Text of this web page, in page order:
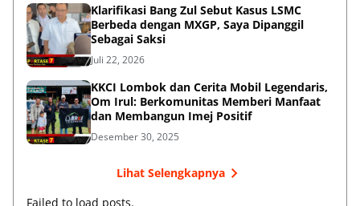
Klarifikasi Bang Zul Sebut Kasus LSMC
Berbeda dengan MXGP, Saya Dipanggil
Sebagai Saksi
Juli 22, 2026
KKCI Lombok dan Cerita Mobil Legendaris,
Om Irul: Berkomunitas Memberi Manfaat
dan Membangun Imej Positif
Desember 30, 2025
Lihat Selengkapnya
Failed to load posts.